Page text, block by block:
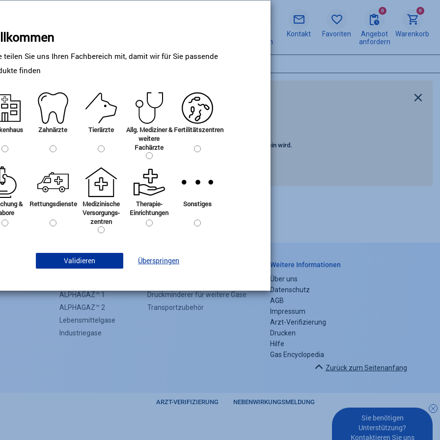
teilen Sie uns Ihren Fachbereich mit, damit wir für Sie passende
finden
Zahnärzte Tierärzte
Allg. Mediziner &
weitere
Fachärzte
Fertilitätszentren
&
Rettungsdienste
Medizinische
Versorgungs-
zentren
Therapie-
Einrichtungen
Sonstiges
Validieren Überspringen
Bereich
Kontakt Favoriten
0
Angebot
anfordern
0
Warenkorb
alle Standardlieferungen ein neuer, einheitlicher Bestellschluss gilt:
zwischen 08:00 bis zum 18:00 Uhr das Portal aufgrund von Wartungsarbeiten nicht verfügbar sein wird.
oder Telefon : +49 211-6699-101
Sie benötigen
Unterstützung?
Kontaktieren Sie uns
Categorie
Weitere Gase in der Medizin
ALPHAGAZ™ 1
ALPHAGAZ™ 2
Lebensmittelgase
Industriegase
Equipment
Druckminderer für weitere Gase
Transportzubehör
Weitere Informationen
Footer
menu
Über uns
Datenschutz
AGB
Impressum
Arzt-Verifizierung
Drucken
Hilfe
Gas Encyclopedia
Zurück zum Seitenanfang
ARZT-VERIFIZIERUNG NEBENWIRKUNGSMELDUNG